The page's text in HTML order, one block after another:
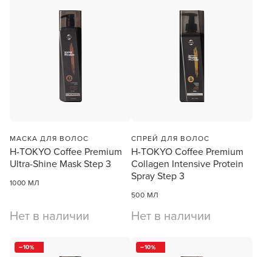
МАСКА ДЛЯ ВОЛОС
H-TOKYO Coffee Premium
Ultra-Shine Mask Step 3
1000 МЛ
Нет в наличии
СПРЕЙ ДЛЯ ВОЛОС
H-TOKYO Coffee Premium
Collagen Intensive Protein
Spray Step 3
500 МЛ
Нет в наличии
10 10
В новом приложении RedHare Market для Android
намного быстрее!